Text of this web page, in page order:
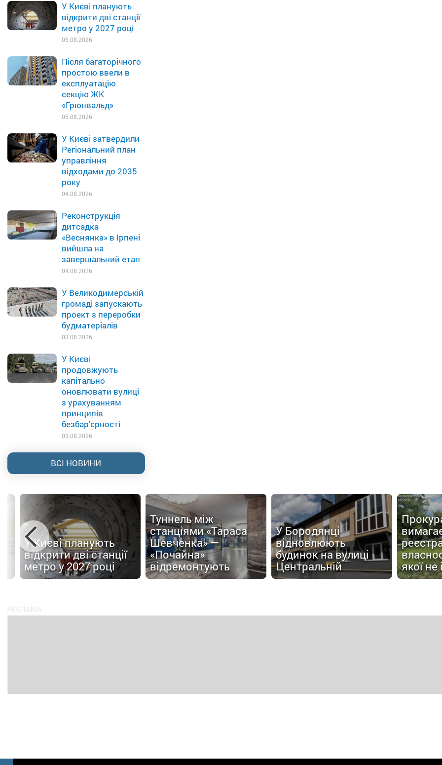
У Києві планують
відкрити дві станції
метро у 2027 році
05.08.2026
Після багаторічного
простою ввели в
експлуатацію
секцію ЖК
«Грюнвальд»
05.08.2026
У Києві затвердили
Регіональний план
управління
відходами до 2035
року
04.08.2026
Реконструкція
дитсадка
«Веснянка» в Ірпені
вийшла на
завершальний етап
04.08.2026
У Великодимерській
громаді запускають
проект з переробки
будматеріалів
03.08.2026
У Києві
продовжують
капітально
оновлювати вулиці
з урахуванням
принципів
безбар'єрності
03.08.2026
ВСІ НОВИНИ
У Києві планують
відкрити дві станції
метро у 2027 році
Туннель між
станціями «Тараса
Шевченка» —
«Почайна»
відремонтують
У Бородянці
відновлюють
будинок на вулиці
Центральній
якої не